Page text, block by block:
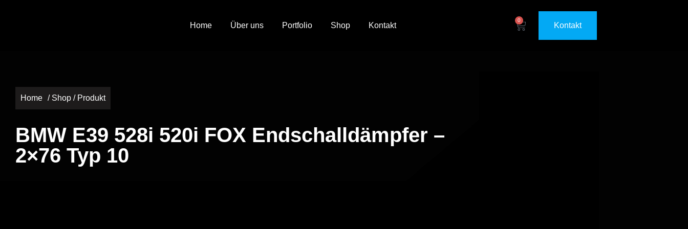
Home Über uns Portfolio Shop Kontakt
0
Kontakt
Home / Shop / Produkt
BMW E39 528i 520i FOX Endschalldämpfer –
2×76 Typ 10